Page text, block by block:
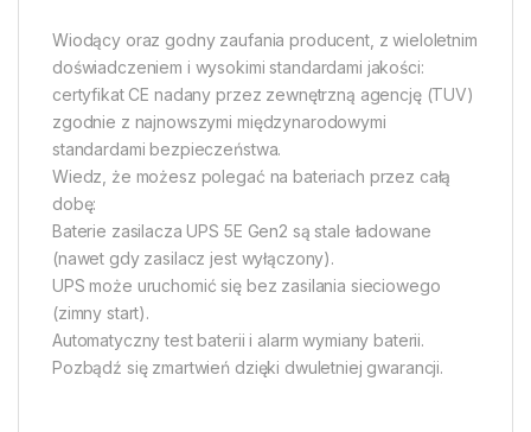
Wiodący oraz godny zaufania producent, z wieloletnim
doświadczeniem i wysokimi standardami jakości:
certyfikat CE nadany przez zewnętrzną agencję (TUV)
zgodnie z najnowszymi międzynarodowymi
standardami bezpieczeństwa.
Wiedz, że możesz polegać na bateriach przez całą
dobę:
Baterie zasilacza UPS 5E Gen2 są stale ładowane
(nawet gdy zasilacz jest wyłączony).
UPS może uruchomić się bez zasilania sieciowego
(zimny start).
Automatyczny test baterii i alarm wymiany baterii.
Pozbądź się zmartwień dzięki dwuletniej gwarancji.